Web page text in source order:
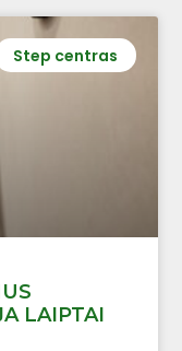
Step centras
LAIPTAI